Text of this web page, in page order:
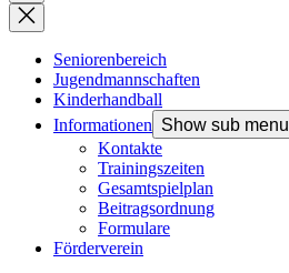
Seniorenbereich
Jugendmannschaften
Kinderhandball
Informationen Show sub menu
Kontakte
Trainingszeiten
Gesamtspielplan
Beitragsordnung
Formulare
Förderverein